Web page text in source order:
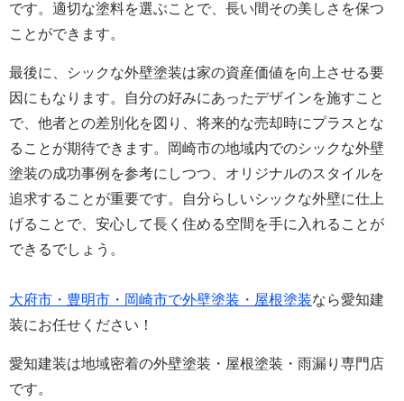
です。適切な塗料を選ぶことで、長い間その美しさを保つ
ことができます。
最後に、シックな外壁塗装は家の資産価値を向上させる要
因にもなります。自分の好みにあったデザインを施すこと
で、他者との差別化を図り、将来的な売却時にプラスとな
ることが期待できます。岡崎市の地域内でのシックな外壁
塗装の成功事例を参考にしつつ、オリジナルのスタイルを
追求することが重要です。自分らしいシックな外壁に仕上
げることで、安心して長く住める空間を手に入れることが
できるでしょう。
大府市・豊明市・岡崎市で外壁塗装・屋根塗装なら愛知建
装にお任せください！
愛知建装は地域密着の外壁塗装・屋根塗装・雨漏り専門店
です。